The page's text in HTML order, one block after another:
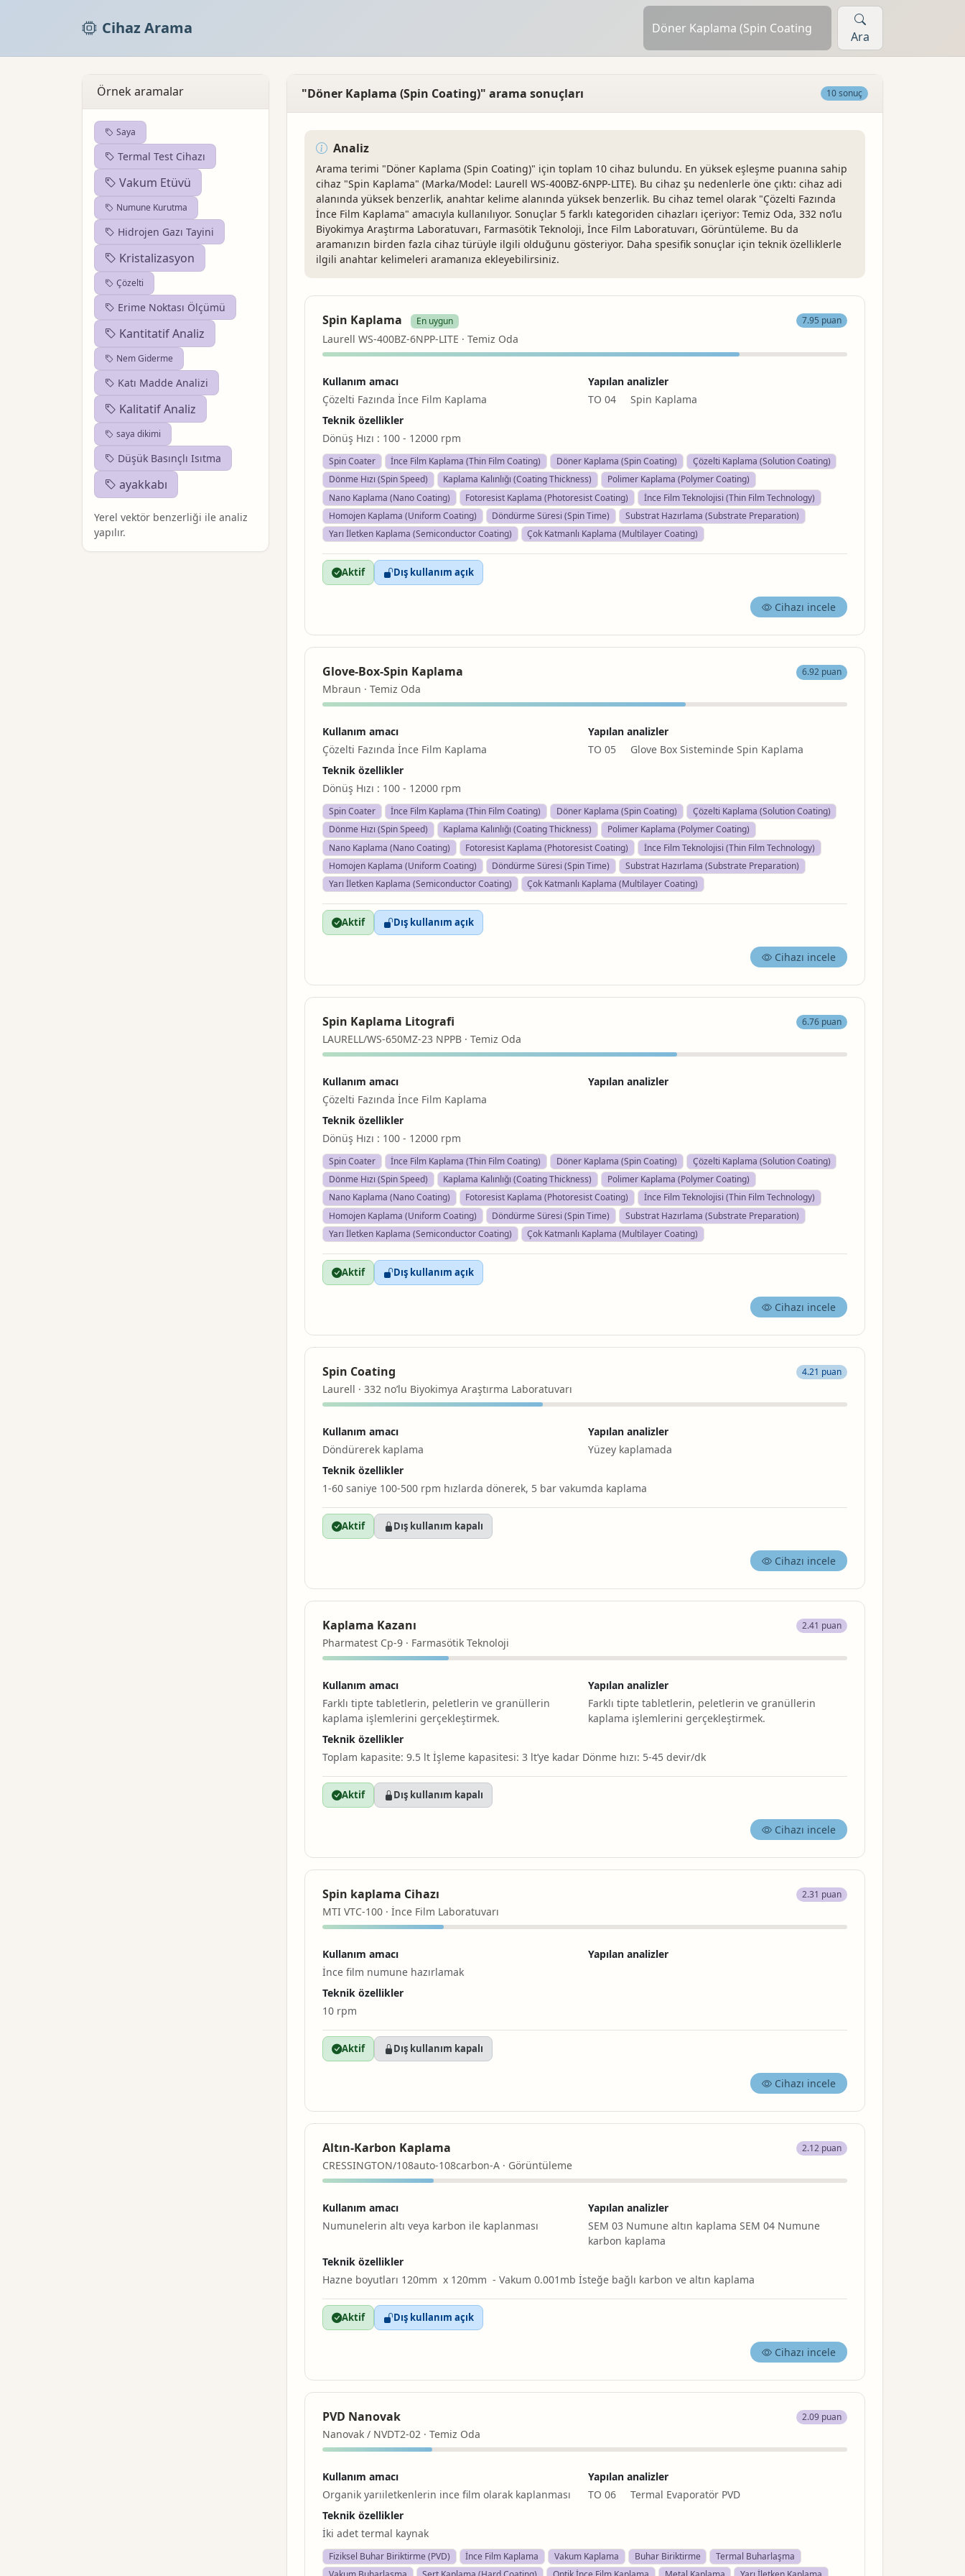
Cihaz Arama Ara
Örnek aramalar
Saya
Termal Test Cihazı
Vakum Etüvü
Numune Kurutma
Hidrojen Gazı Tayini
Kristalizasyon
Çözelti
Erime Noktası Ölçümü
Kantitatif Analiz
Nem Giderme
Katı Madde Analizi
Kalitatif Analiz
saya dikimi
Düşük Basınçlı Isıtma
ayakkabı
Yerel vektör benzerliği ile analiz
yapılır.
"Döner Kaplama (Spin Coating)" arama sonuçları 10 sonuç
Analiz
Arama terimi "Döner Kaplama (Spin Coating)" için toplam 10 cihaz bulundu. En yüksek eşleşme puanına sahip
cihaz "Spin Kaplama" (Marka/Model: Laurell WS-400BZ-6NPP-LITE). Bu cihaz şu nedenlerle öne çıktı: cihaz adi
alanında yüksek benzerlik, anahtar kelime alanında yüksek benzerlik. Bu cihaz temel olarak "Çözelti Fazında
İnce Film Kaplama" amacıyla kullanılıyor. Sonuçlar 5 farklı kategoriden cihazları içeriyor: Temiz Oda, 332 no’lu
Biyokimya Araştırma Laboratuvarı, Farmasötik Teknoloji, İnce Film Laboratuvarı, Görüntüleme. Bu da
aramanızın birden fazla cihaz türüyle ilgili olduğunu gösteriyor. Daha spesifik sonuçlar için teknik özelliklerle
ilgili anahtar kelimeleri aramanıza ekleyebilirsiniz.
Spin Kaplama En uygun
Laurell WS-400BZ-6NPP-LITE · Temiz Oda
7.95 puan
Kullanım amacı
Çözelti Fazında İnce Film Kaplama
Yapılan analizler
TO 04 Spin Kaplama
Teknik özellikler
Dönüş Hızı : 100 - 12000 rpm
Spin Coater İnce Film Kaplama (Thin Film Coating) Döner Kaplama (Spin Coating)
Çözelti Kaplama (Solution Coating)
Dönme Hızı (Spin Speed)
Kaplama Kalınlığı (Coating Thickness)
Polimer Kaplama (Polymer Coating)
Nano Kaplama (Nano Coating)
Fotoresist Kaplama (Photoresist Coating)
İnce Film Teknolojisi (Thin Film Technology)
Homojen Kaplama (Uniform Coating)
Döndürme Süresi (Spin Time)
Substrat Hazırlama (Substrate Preparation)
Yarı İletken Kaplama (Semiconductor Coating)
Çok Katmanlı Kaplama (Multilayer Coating)
Aktif Dış kullanım açık
Cihazı incele
Glove-Box-Spin Kaplama
Mbraun · Temiz Oda
6.92 puan
Kullanım amacı
Çözelti Fazında İnce Film Kaplama
Yapılan analizler
TO 05 Glove Box Sisteminde Spin Kaplama
Teknik özellikler
Dönüş Hızı : 100 - 12000 rpm
Spin Coater İnce Film Kaplama (Thin Film Coating) Döner Kaplama (Spin Coating)
Çözelti Kaplama (Solution Coating)
Dönme Hızı (Spin Speed)
Kaplama Kalınlığı (Coating Thickness)
Polimer Kaplama (Polymer Coating)
Nano Kaplama (Nano Coating)
Fotoresist Kaplama (Photoresist Coating)
İnce Film Teknolojisi (Thin Film Technology)
Homojen Kaplama (Uniform Coating)
Döndürme Süresi (Spin Time)
Substrat Hazırlama (Substrate Preparation)
Yarı İletken Kaplama (Semiconductor Coating)
Çok Katmanlı Kaplama (Multilayer Coating)
Aktif Dış kullanım açık
Cihazı incele
Spin Kaplama Litografi
LAURELL/WS-650MZ-23 NPPB · Temiz Oda
6.76 puan
Kullanım amacı
Çözelti Fazında İnce Film Kaplama
Yapılan analizler
Teknik özellikler
Dönüş Hızı : 100 - 12000 rpm
Spin Coater İnce Film Kaplama (Thin Film Coating) Döner Kaplama (Spin Coating)
Çözelti Kaplama (Solution Coating)
Dönme Hızı (Spin Speed)
Kaplama Kalınlığı (Coating Thickness)
Polimer Kaplama (Polymer Coating)
Nano Kaplama (Nano Coating)
Fotoresist Kaplama (Photoresist Coating)
İnce Film Teknolojisi (Thin Film Technology)
Homojen Kaplama (Uniform Coating)
Döndürme Süresi (Spin Time)
Substrat Hazırlama (Substrate Preparation)
Yarı İletken Kaplama (Semiconductor Coating)
Çok Katmanlı Kaplama (Multilayer Coating)
Aktif Dış kullanım açık
Cihazı incele
Spin Coating
Laurell · 332 no’lu Biyokimya Araştırma Laboratuvarı
4.21 puan
Kullanım amacı
Döndürerek kaplama
Yapılan analizler
Yüzey kaplamada
Teknik özellikler
1-60 saniye 100-500 rpm hızlarda dönerek, 5 bar vakumda kaplama
Aktif Dış kullanım kapalı
Cihazı incele
Kaplama Kazanı
Pharmatest Cp-9 · Farmasötik Teknoloji
2.41 puan
Kullanım amacı
Farklı tipte tabletlerin, peletlerin ve granüllerin
kaplama işlemlerini gerçekleştirmek.
Yapılan analizler
Farklı tipte tabletlerin, peletlerin ve granüllerin
kaplama işlemlerini gerçekleştirmek.
Teknik özellikler
Toplam kapasite: 9.5 lt İşleme kapasitesi: 3 lt’ye kadar Dönme hızı: 5-45 devir/dk
Aktif Dış kullanım kapalı
Cihazı incele
Spin kaplama Cihazı
MTI VTC-100 · İnce Film Laboratuvarı
2.31 puan
Kullanım amacı
İnce film numune hazırlamak
Yapılan analizler
Teknik özellikler
10 rpm
Aktif Dış kullanım kapalı
Cihazı incele
Altın-Karbon Kaplama
CRESSINGTON/108auto-108carbon-A · Görüntüleme
2.12 puan
Kullanım amacı
Numunelerin altı veya karbon ile kaplanması
Yapılan analizler
SEM 03 Numune altın kaplama SEM 04 Numune
karbon kaplama
Teknik özellikler
Hazne boyutları 120mm x 120mm - Vakum 0.001mb İsteğe bağlı karbon ve altın kaplama
Aktif Dış kullanım açık
Cihazı incele
PVD Nanovak
Nanovak / NVDT2-02 · Temiz Oda
2.09 puan
Kullanım amacı
Organik yarıiletkenlerin ince film olarak kaplanması
Yapılan analizler
TO 06 Termal Evaporatör PVD
Teknik özellikler
İki adet termal kaynak
Fiziksel Buhar Biriktirme (PVD) İnce Film Kaplama Vakum Kaplama Buhar Biriktirme
Termal Buharlaşma